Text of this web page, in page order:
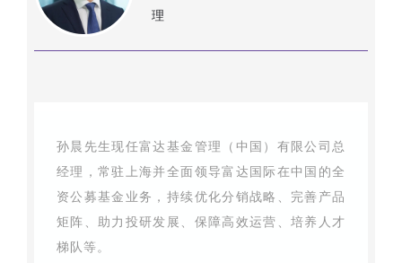
理
孙晨先生现任富达基金管理（中国）有限公司总
经理，常驻上海并全面领导富达国际在中国的全
资公募基金业务，持续优化分销战略、完善产品
矩阵、助力投研发展、保障高效运营、培养人才
梯队等。